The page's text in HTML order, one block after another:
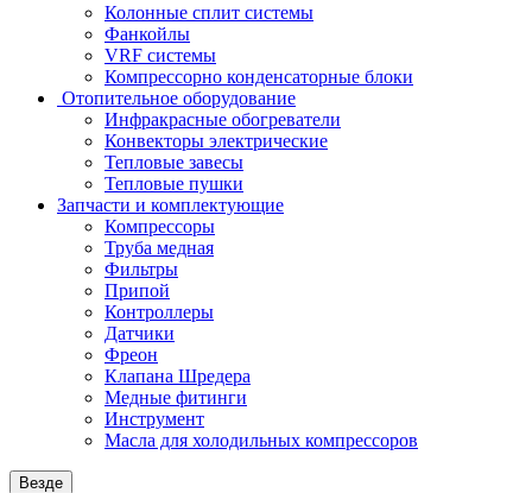
Колонные сплит системы
Фанкойлы
VRF системы
Компрессорно конденсаторные блоки
Отопительное оборудование
Инфракрасные обогреватели
Конвекторы электрические
Тепловые завесы
Тепловые пушки
Запчасти и комплектующие
Компрессоры
Труба медная
Фильтры
Припой
Контроллеры
Датчики
Фреон
Клапана Шредера
Медные фитинги
Инструмент
Масла для холодильных компрессоров
Везде